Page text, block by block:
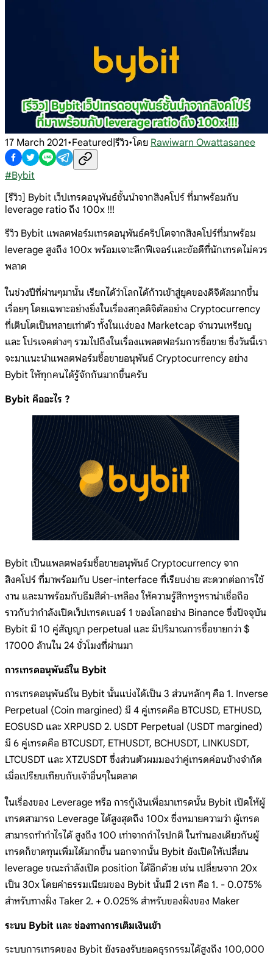
17 March 2021•Featured|รีวิว•โดย Rawiwarn Owattasanee
#Bybit
[รีวิว] Bybit เว็ปเทรดอนุพันธ์ชั้นนำจากสิงคโปร์ ที่มาพร้อมกับ
leverage ratio ถึง 100x !!!
รีวิว Bybit แพลตฟอร์มเทรดอนุพันธ์คริปโตจากสิงคโปร์ที่มาพร้อม
leverage สูงถึง 100x พร้อมเจาะลึกฟีเจอร์และข้อดีที่นักเทรดไม่ควร
พลาด
ในช่วงปีที่ผ่านๆมานั้น เรียกได้ว่าโลกได้ก้าวเข้าสู่ยุคของดิจิตัลมากขึ้น
เรื่อยๆ โดยเฉพาะอย่างยิ่งในเรื่องสกุลดิจิตัลอย่าง Cryptocurrency
ที่เติบโตเป็นหลายเท่าตัว ทั้งในแง่ของ Marketcap จำนวนเหรียญ
และ โปรเจคต่างๆ รวมไปถึงในเรื่องแพลตฟอร์มการซื้อขาย ซึ่งวันนี้เรา
จะมาแนะนำแพลตฟอร์มซื้อขายอนุพันธ์ Cryptocurrency อย่าง
Bybit ให้ทุกคนได้รู้จักกันมากขึ้นครับ
Bybit คืออะไร ?
Bybit เป็นแพลตฟอร์มซื้อขายอนุพันธ์ Cryptocurrency จาก
สิงคโปร์ ที่มาพร้อมกับ User-interface ที่เรียบง่าย สะดวกต่อการใช้
งาน และมาพร้อมกับธีมสีดำ-เหลือง ให้ความรู้สึกหรูหราน่าเชื่อถือ
ราวกับว่ากำลังเปิดเว็ปเทรดเบอร์ 1 ของโลกอย่าง Binance ซึ่งปัจจุบัน
Bybit มี 10 คู่สัญญา perpetual และ มีปริมาณการซื้อขายกว่า $
17000 ล้านใน 24 ชั่วโมงที่ผ่านมา
การเทรดอนุพันธ์ใน Bybit
การเทรดอนุพันธ์ใน Bybit นั้นแบ่งได้เป็น 3 ส่วนหลักๆ คือ 1. Inverse
Perpetual (Coin margined) มี 4 คู่เทรดคือ BTCUSD, ETHUSD,
EOSUSD และ XRPUSD 2. USDT Perpetual (USDT margined)
มี 6 คู่เทรดคือ BTCUSDT, ETHUSDT, BCHUSDT, LINKUSDT,
LTCUSDT และ XTZUSDT ซึ่งส่วนตัวผมมองว่าคู่เทรดค่อนข้างจำกัด
เมื่อเปรียบเทียบกับเจ้าอื่นๆในตลาด
ในเรื่องของ Leverage หรือ การกู้เงินเพื่อมาเทรดนั้น Bybit เปิดให้ผู้
เทรดสามารถ Leverage ได้สูงสุดถึง 100x ซึ่งหมายความว่า ผู้เทรด
สามารถทำกำไรได้ สูงถึง 100 เท่าจากกำไรปกติ ในทำนองเดียวกันผู้
เทรดก็ขาดทุนเพิ่มได้มากขึ้น นอกจากนั้น Bybit ยังเปิดให้เปลี่ยน
leverage ขณะกำลังเปิด position ได้อีกด้วย เช่น เปลี่ยนจาก 20x
เป็น 30x โดยค่าธรรมเนียมของ Bybit นั้นมี 2 เรท คือ 1. - 0.075%
สำหรับทางฝั่ง Taker 2. + 0.025% สำหรับของฝั่งของ Maker
ระบบ Bybit และ ช่องทางการเติมเงินเข้า
ระบบการเทรดของ Bybit ยังรองรับยอดธุรกรรมได้สูงถึง 100,000